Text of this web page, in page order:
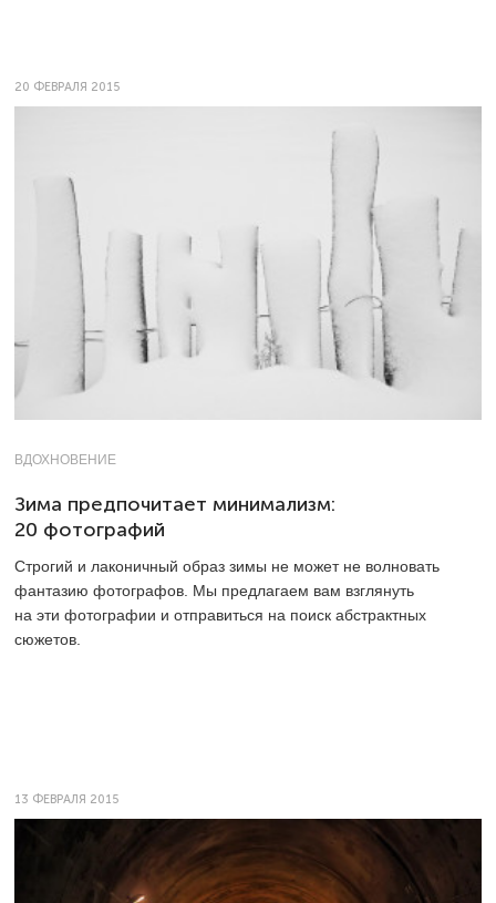
20 ФЕВРАЛЯ 2015
ВДОХНОВЕНИЕ
Зима предпочитает минимализм:
20 фотографий
Строгий и лаконичный образ зимы не может не волновать
фантазию фотографов. Мы предлагаем вам взглянуть
на эти фотографии и отправиться на поиск абстрактных
сюжетов.
13 ФЕВРАЛЯ 2015